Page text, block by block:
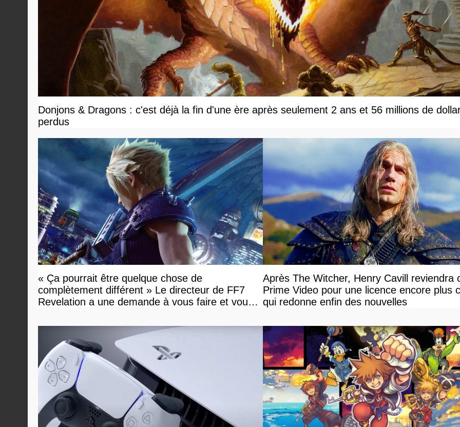
Donjons & Dragons : c'est déjà la fin d'une ère après seulement 2 ans et 56 millions de
perdus
« Ça pourrait être quelque chose de
complètement différent » Le directeur de FF7
Revelation a une demande à vous faire et vous
Après The Witcher, Henry Cavill reviendra
Prime Video pour une licence encore plus
qui redonne enfin des nouvelles